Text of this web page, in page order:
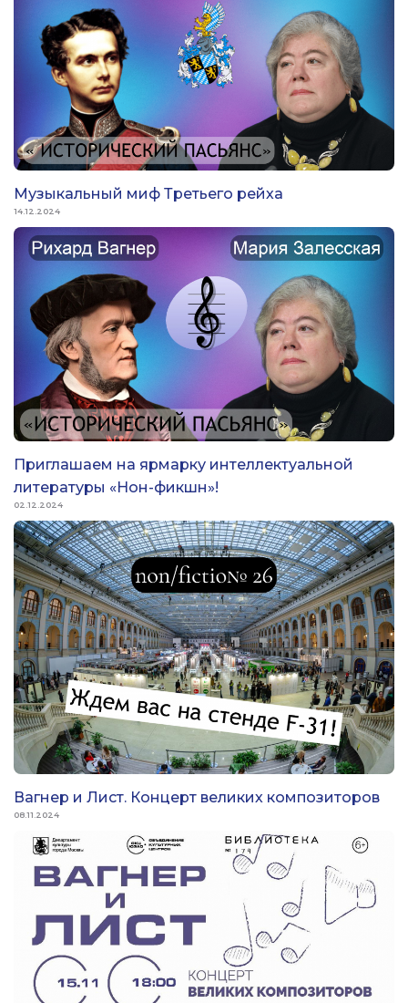
Музыкальный миф Третьего рейха
14.12.2024
Приглашаем на ярмарку интеллектуальной
литературы «Нон-фикшн»!
02.12.2024
Вагнер и Лист. Концерт великих композиторов
08.11.2024